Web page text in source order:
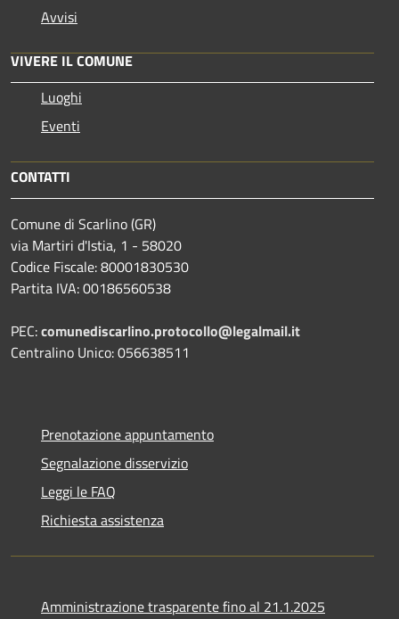
Avvisi
VIVERE IL COMUNE
Luoghi
Eventi
CONTATTI
Comune di Scarlino (GR)
via Martiri d'Istia, 1 - 58020
Codice Fiscale: 80001830530
Partita IVA: 00186560538
PEC:comunediscarlino.protocollo@legalmail.it
Centralino Unico: 056638511
Prenotazione appuntamento
Segnalazione disservizio
Leggi le FAQ
Richiesta assistenza
Amministrazione trasparente fino al 21.1.2025